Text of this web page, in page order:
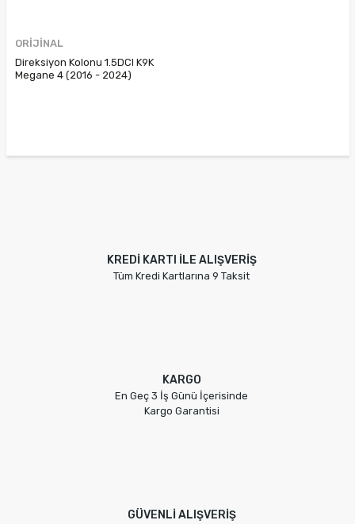
ORİJİNAL
Direksiyon Kolonu 1.5DCI K9K
Megane 4 (2016 - 2024)
KREDİ KARTI İLE ALIŞVERİŞ
Tüm Kredi Kartlarına 9 Taksit
KARGO
En Geç 3 İş Günü İçerisinde
Kargo Garantisi
GÜVENLİ ALIŞVERİŞ